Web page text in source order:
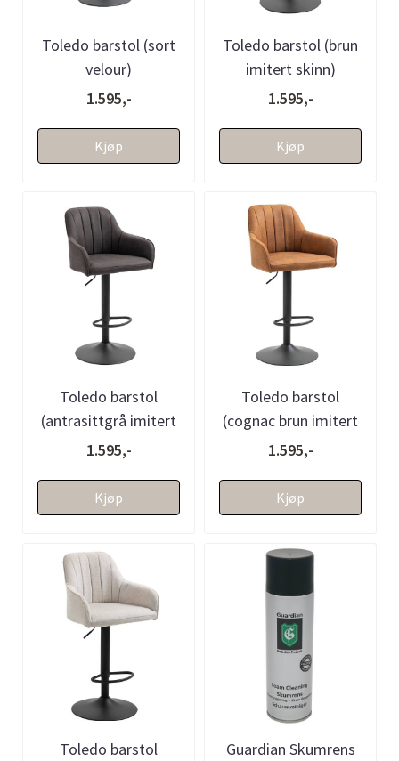
Toledo barstol (sort
velour)
1.595,-
Kjøp
Toledo barstol (brun
imitert skinn)
1.595,-
Kjøp
Toledo barstol
(antrasittgrå imitert
skinn)
1.595,-
Kjøp
Toledo barstol
(cognac brun imitert
skinn)
1.595,-
Kjøp
Toledo barstol
Guardian Skumrens